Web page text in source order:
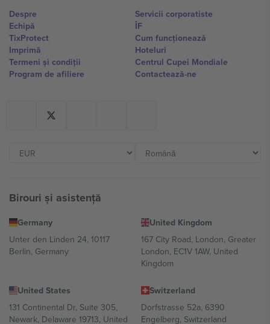
Despre
Echipă
TixProtect
Imprimă
Termeni și condiții
Program de afiliere
Servicii corporatiste
ÎF
Cum funcționează
Hoteluri
Centrul Cupei Mondiale
Contactează-ne
Birouri și asistență
Germany
Unter den Linden 24, 10117
Berlin, Germany
United Kingdom
167 City Road, London, Greater
London, EC1V 1AW, United
Kingdom
United States
131 Continental Dr, Suite 305,
Newark, Delaware 19713, United
Switzerland
Dorfstrasse 52a, 6390
Engelberg, Switzerland